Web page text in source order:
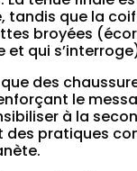
tandis que la
broyées
qui
des
le
à la
pratiques